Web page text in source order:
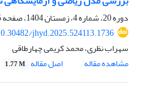
دوره 20، شماره 4، زمستان 1404، صفحه
jhyd.2025.524113.1736
سهراب نظری، محمد کریمی چهارطاقی
مشاهده مقاله
اصل مقاله 1.77 M